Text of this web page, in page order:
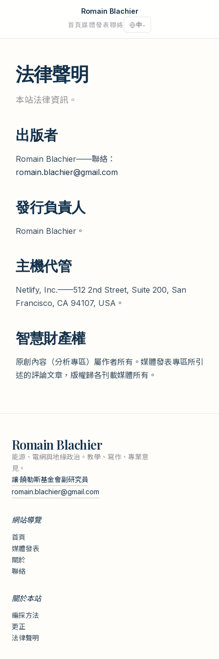
Romain Blachier
首頁媒體發表 聯絡 中⌄
法律聲明
本站法律資訊。
出版者
Romain Blachier——聯絡：
romain.blachier@gmail.com
發行負責人
Romain Blachier。
主機代管
Netlify, Inc.——512 2nd Street, Suite 200, San
Francisco, CA 94107, USA。
智慧財產權
原創內容（分析專區）屬作者所有。媒體發表專區所引
述的評論文章，版權歸各刊載媒體所有。
Romain Blachier
能源、電網與地緣政治。教學、寫作、專業意
見。
讓·饒勒斯基金會副研究員
romain.blachier@gmail.com
網站導覽
首頁
媒體發表
關於
聯絡
關於本站
編採方法
更正
法律聲明